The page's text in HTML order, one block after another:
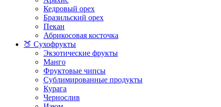
Кедровый орех
Бразильский орех
Пекан
Абрикосовая косточка
🍑 Сухофрукты
Экзотические фрукты
Манго
Фруктовые чипсы
Сублимированные продукты
Курага
Чернослив